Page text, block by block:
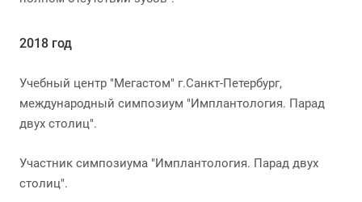
2018 год
Учебный центр "Мегастом" г.Санкт-Петербург,
международный симпозиум "Имплантология. Парад
двух столиц".
Участник симпозиума "Имплантология. Парад двух
столиц".